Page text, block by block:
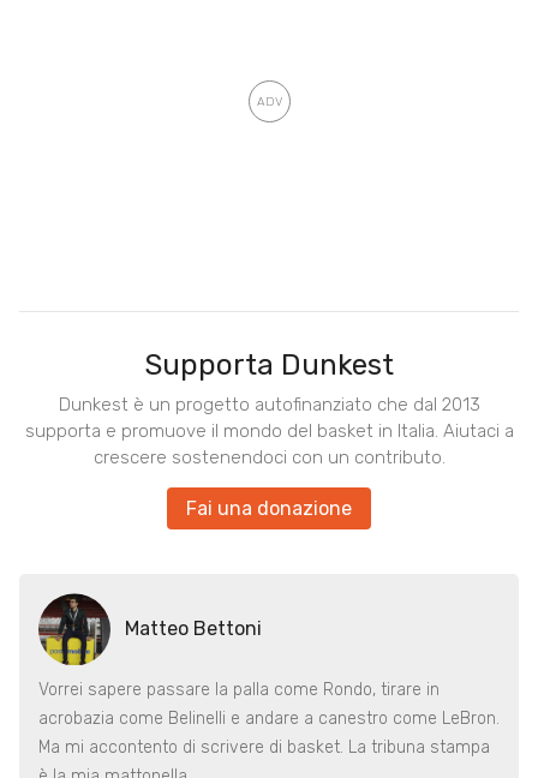
Supporta Dunkest
Dunkest è un progetto autofinanziato che dal 2013
supporta e promuove il mondo del basket in Italia. Aiutaci a
crescere sostenendoci con un contributo.
Fai una donazione
Matteo Bettoni
Vorrei sapere passare la palla come Rondo, tirare in
acrobazia come Belinelli e andare a canestro come LeBron.
Ma mi accontento di scrivere di basket. La tribuna stampa